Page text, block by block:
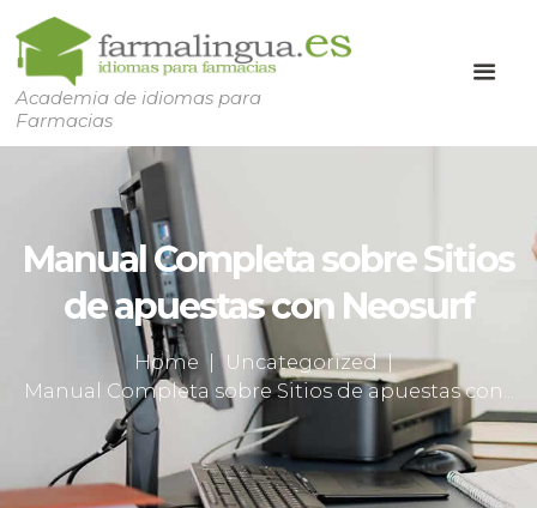
Academia de idiomas para
Farmacias
Manual Completa sobre Sitios
de apuestas con Neosurf
Home
Uncategorized
Manual Completa sobre Sitios de apuestas con...